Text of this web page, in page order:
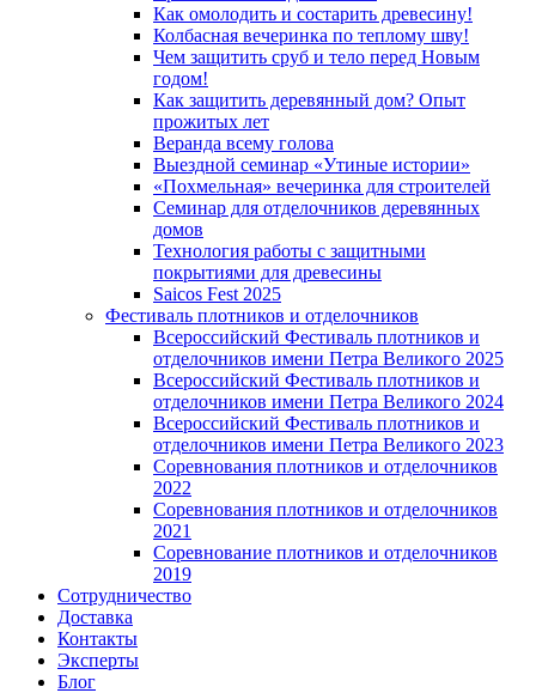
Как омолодить и состарить древесину!
Колбасная вечеринка по теплому шву!
Чем защитить сруб и тело перед Новым
годом!
Как защитить деревянный дом? Опыт
прожитых лет
Веранда всему голова
Выездной семинар «Утиные истории»
«Похмельная» вечеринка для строителей
Семинар для отделочников деревянных
домов
Технология работы с защитными
покрытиями для древесины
Saicos Fest 2025
Фестиваль плотников и отделочников
Всероссийский Фестиваль плотников и
отделочников имени Петра Великого 2025
Всероссийский Фестиваль плотников и
отделочников имени Петра Великого 2024
Всероссийский Фестиваль плотников и
отделочников имени Петра Великого 2023
Соревнования плотников и отделочников
2022
Соревнования плотников и отделочников
2021
Соревнование плотников и отделочников
2019
Сотрудничество
Доставка
Контакты
Эксперты
Блог